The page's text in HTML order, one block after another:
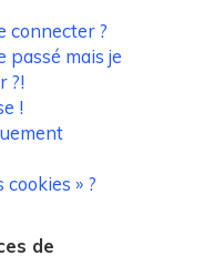
connecter ?
passé mais je
?!
!
» ?
de